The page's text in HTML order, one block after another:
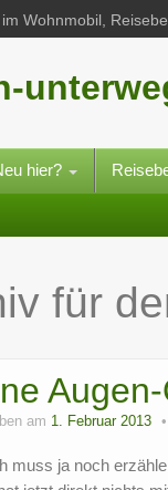
Wohnmobil,
hier?
für
am 1. Februar 2013
muss ja noch